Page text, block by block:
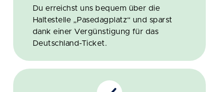
Du erreichst uns bequem über die
Haltestelle „Pasedagplatz“ und sparst
dank einer Vergünstigung für das
Deutschland-Ticket.